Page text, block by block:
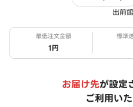
出前
最低注文金額
1円
標準送
お届け先が設定
ご利用い